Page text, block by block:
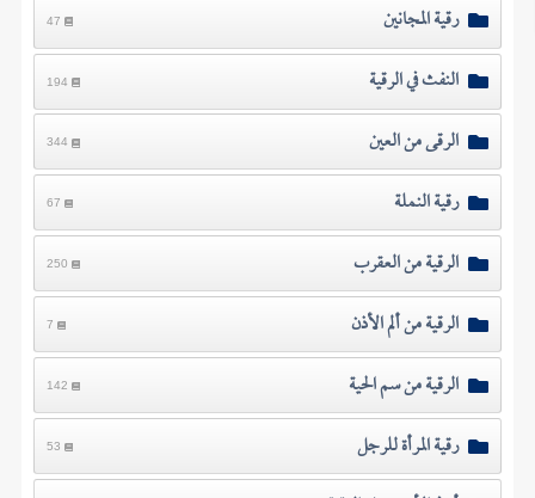
رقية المجانين 47
النفث في الرقية 194
الرقى من العين 344
رقية النملة 67
الرقية من العقرب 250
الرقية من ألم الأذن 7
الرقية من سم الحية 142
رقية المرأة للرجل 53